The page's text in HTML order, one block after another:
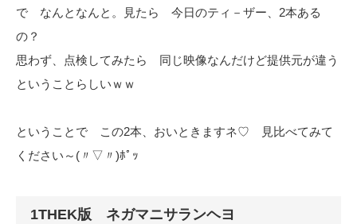
で なんとなんと。見たら 今日のティ－ザー、2本ある
の？
思わず、点検してみたら 同じ映像なんだけど提供元が違う
ということらしいｗｗ
ということで この2本、おいときますネ♡ 見比べてみて
ください～(〃▽〃)ﾎﾟｯ
1THEK版 ネガマニサランヘヨ